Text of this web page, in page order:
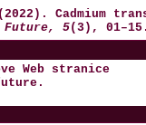
Cadmium
5(3),
Web stranice
.